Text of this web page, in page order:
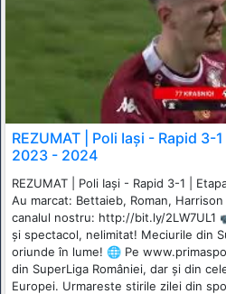
REZUMAT | Poli Iași - Rapid 3-
2023 - 2024
REZUMAT | Poli Iași - Rapid 3-1 |
Au marcat: Bettaieb, Roman,
canalul nostru: http://bit.ly/2LW7UL1
și spectacol, nelimitat! Meciurile din
oriunde în lume! 🌐 Pe
din SuperLiga României, dar și din
Europei. Urmareste stirile zilei din